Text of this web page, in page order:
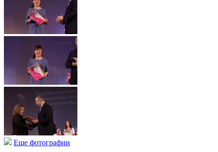
Еще фотографии